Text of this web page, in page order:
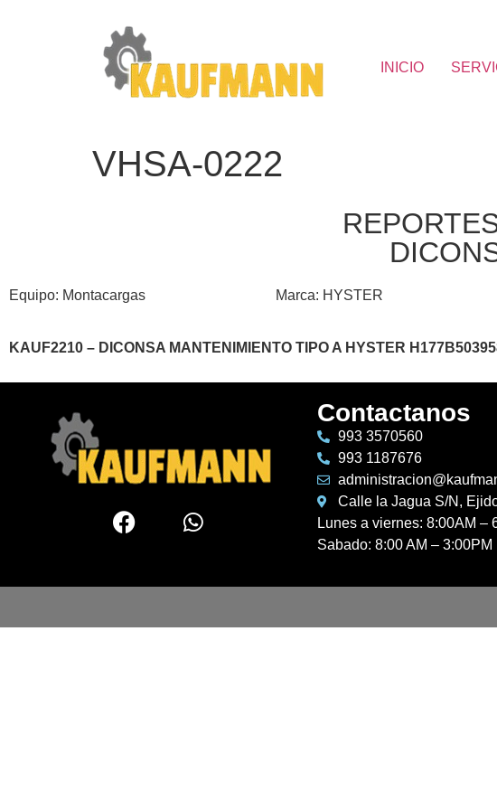
INICIO
VHSA-0222
Equipo: Montacargas Marca: HYSTER
KAUF2210 – DICONSA MANTENIMIENTO TIPO A HYSTER
Contactanos
993 3570560
993 1187676
Calle la Jagua S/N,
Lunes a viernes: 8:00AM –
Sabado: 8:00 AM – 3:00PM